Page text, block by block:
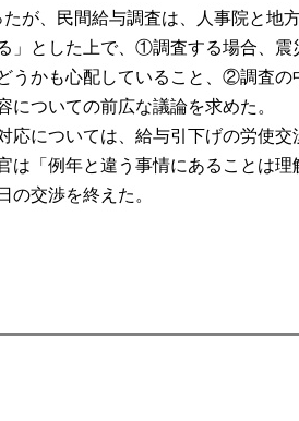
、民間給与調査は、人事院と地
とした上で、①調査する場合、
かも心配していること、②調査
ついての前広な議論を求めた。
については、給与引下げの労使
「例年と違う事情にあることは
交渉を終えた。